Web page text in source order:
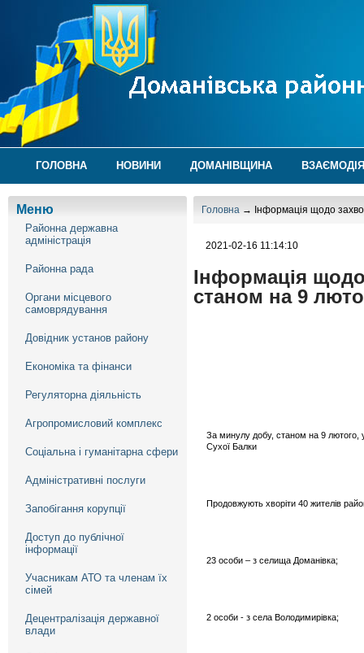
ГОЛОВНА НОВИНИ ДОМАНІВЩИНА
Меню
Районна державна
адміністрація
Районна рада
Органи місцевого
самоврядування
Довідник установ району
Економіка та фінанси
Регуляторна діяльність
Агропромисловий комплекс
Соціальна і гуманітарна сфери
Адміністративні послуги
Запобігання корупції
Доступ до публічної
інформації
Учасникам АТО та членам їх
сімей
Децентралізація державної
влади
Головна → Інформація щодо
2021-02-16 11:14:10
Інформація
станом на 9
За минулу добу, станом на 9 лютого,
Сухої Балки
Продовжують хворіти 40 жителів
23 особи – з селища Доманівка;
2 особи - з села Володимирівка;